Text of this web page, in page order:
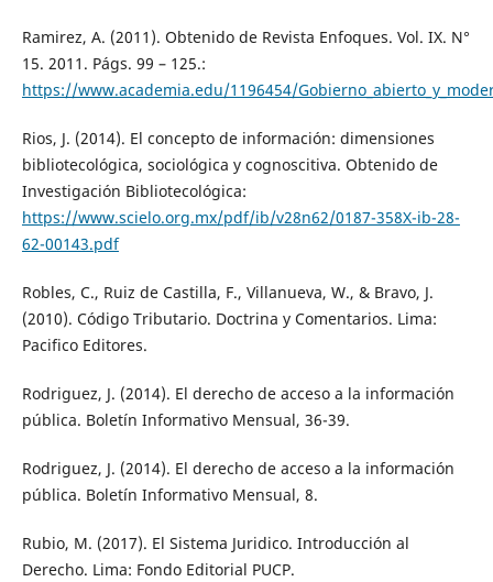
Ramirez, A. (2011). Obtenido de Revista Enfoques. Vol. IX. N°
15. 2011. Págs. 99 – 125.:
https://www.academia.edu/1196454/
Rios, J. (2014). El concepto de información: dimensiones
bibliotecológica, sociológica y cognoscitiva. Obtenido de
Investigación Bibliotecológica:
https://www.scielo.org.mx/pdf/ib/v28n62/0187-358X-ib-28-
62-00143.pdf
Robles, C., Ruiz de Castilla, F., Villanueva, W., & Bravo, J.
(2010). Código Tributario. Doctrina y Comentarios. Lima:
Pacifico Editores.
Rodriguez, J. (2014). El derecho de acceso a la información
pública. Boletín Informativo Mensual, 36-39.
Rodriguez, J. (2014). El derecho de acceso a la información
pública. Boletín Informativo Mensual, 8.
Rubio, M. (2017). El Sistema Juridico. Introducción al
Derecho. Lima: Fondo Editorial PUCP.